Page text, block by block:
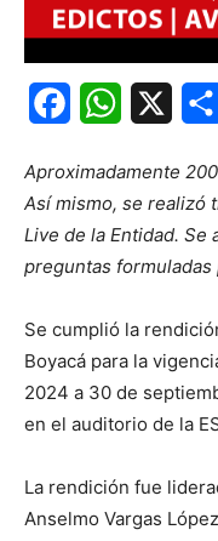
FacebookWhatsApp
Aproximadamente
Así mismo, se realizó
Live de la Entidad.
preguntas
Se cumplió la
Boyacá para la
2024 a 30 de
en el auditorio de la
La rendición fue
Anselmo Vargas